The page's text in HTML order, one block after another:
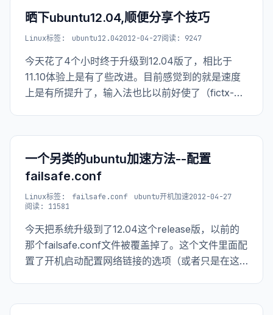
晒下ubuntu12.04,顺便分享个技巧
Linux标签: ubuntu12.042012-04-27阅读: 9247
今天花了4个小时终于升级到12.04版了，相比于
11.10体验上是有了些改进。目前感觉到的就是速度
上是有所提升了，输入法也比以前好使了（fictx-
一个另类的ubuntu加速方法--配置
failsafe.conf
Linux标签: failsafe.conf ubuntu开机加速2012-04-27
阅读: 11581
今天把系统升级到了12.04这个release版，以前的
那个failsafe.conf文件被覆盖掉了。这个文件里面配
置了开机启动配置网络链接的选项（或者只是在这